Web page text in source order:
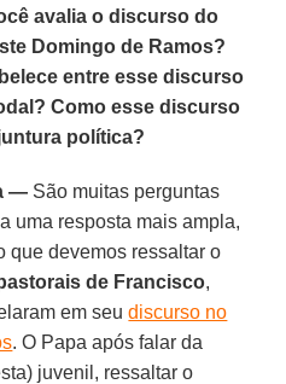
avalia o discurso do
Domingo de Ramos?
entre esse discurso
Como esse discurso
política?
— São muitas perguntas
uma resposta mais ampla,
que devemos ressaltar o
de Francisco,
em seudiscurso no
. O Papa após falar da
juvenil, ressaltar o